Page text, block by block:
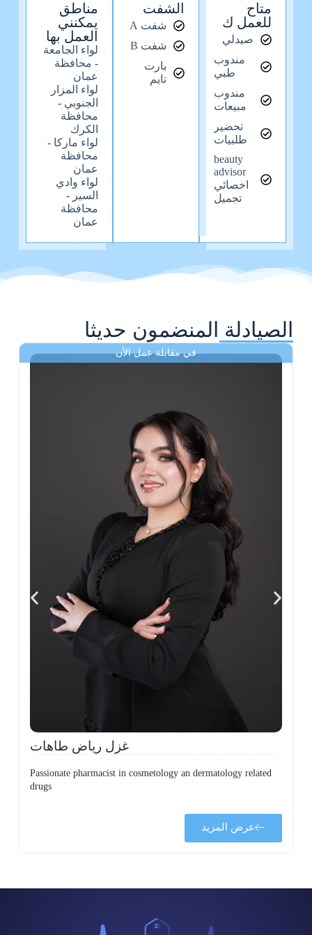
متاح
للعمل ك
صيدلي
مندوب
طبي
مندوب
مبيعات
تحضير
طلبيات
beauty
advisor
اخصائي
تجميل
الشفت
شفت A
شفت B
بارت
تايم
مناطق
يمكنني
العمل بها
لواء الجامعة
- محافظة
عمان
لواء المزار
الجنوبي -
محافظة
الكرك
لواء ماركا -
محافظة
عمان
لواء وادي
السير -
محافظة
عمان
الصيادلة المنضمون حديثا
غزل رياض طاهات
Passionate pharmacist in cosmetology an dermatology related
drugs
عرض المزيد
في مقابلة عمل الأن